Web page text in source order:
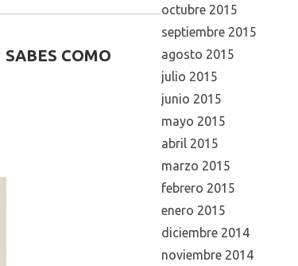
COMO
octubre 2015
septiembre 2015
agosto 2015
julio 2015
junio 2015
mayo 2015
abril 2015
marzo 2015
febrero 2015
enero 2015
diciembre 2014
noviembre 2014